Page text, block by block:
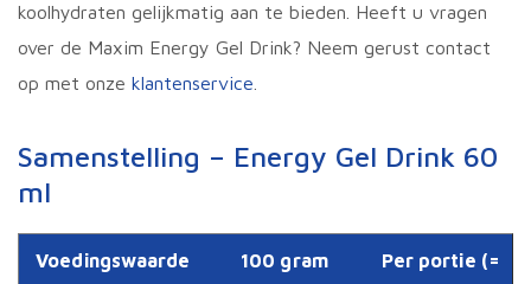
koolhydraten gelijkmatig aan te bieden. Heeft u vragen
over de Maxim Energy Gel Drink? Neem gerust contact
op met onze klantenservice
Samenstelling – Energy Gel Drink 60
ml
Voedingswaarde
100 gram
Per portie (=